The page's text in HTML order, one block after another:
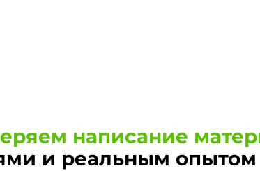
написание
и реальным опытом